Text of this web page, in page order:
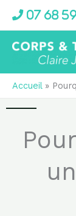
contenu
07 68
Accueil